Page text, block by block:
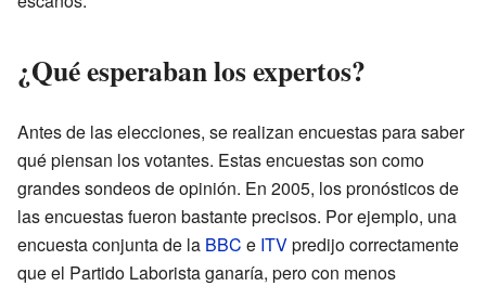
¿Qué esperaban los expertos?
Antes de las elecciones, se realizan encuestas para saber
qué piensan los votantes. Estas encuestas son como
grandes sondeos de opinión. En 2005, los pronósticos de
las encuestas fueron bastante precisos. Por ejemplo, una
encuesta conjunta de la BBC e ITVpredijo correctamente
que el Partido Laborista ganaría, pero con menos